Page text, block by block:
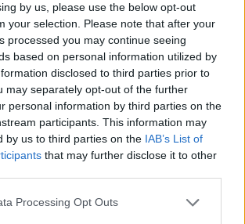
by us, please use the below opt-out
your selection. Please note that after your
processed you may continue seeing
based on personal information utilized by
disclosed to third parties prior to
may separately opt-out of the further
personal information by third parties on the
participants. This information may
by us to third parties on the IAB’s List of
that may further disclose it to other
this website/app uses one or more Google
Processing Opt Outs
Det viktigste i fremtiden blir
Stensbøl sa, og ikke sa, i
bekjentgjøre den felles motstanden
enhver form for doping.